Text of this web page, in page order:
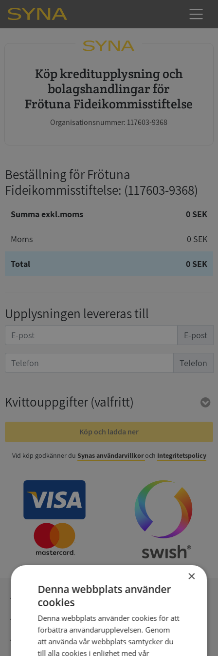
Köp kreditupplysning och
bolagshandlingar för
Frötuna Fideikommisstiftelse
Organisationsnummer: 117603-9368
Beställning för Frötuna
Fideikommisstiftelse: (117603-9368)
Summa exkl.moms 0 SEK
Moms 0 SEK
Total 0 SEK
Upplysningen levereras till
E-post
Telefon
Kvittouppgifter(valfritt)
Köp och ladda ner
Vid köp godkänner du Synas användarvillkoroch Integritetspolicy
Inga kopior till omfrågad
Säker betalning med stripe
Direkt digital leverans
×
Denna webbplats använder
cookies
Denna webbplats använder cookies för att
förbättra användarupplevelsen. Genom
att använda vår webbplats samtycker du
till alla cookies i enlighet med vår